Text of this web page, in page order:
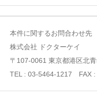
本件に関するお問合わせ先
株式会社 ドクターケイ
〒107-0061 東京都港区
TEL : 03-5464-1217 FAX